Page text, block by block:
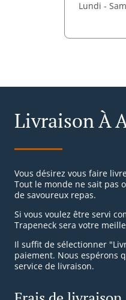
Lundi -
Livraison À
Vous désirez vous faire
Tout le monde ne sait pas
de savoureux repas.
Si vous voulez être servi
Trapeneck sera votre
Il suffit de sélectionner
paiement. Nous espérons
service de livraison.